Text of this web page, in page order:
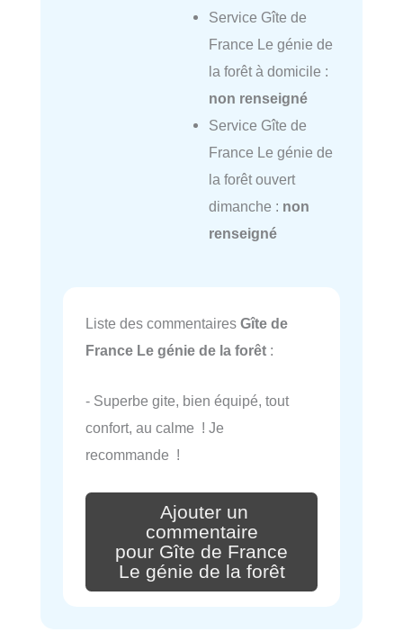
Service Gîte de
France Le génie de
la forêt à domicile :
non renseigné
Service Gîte de
France Le génie de
la forêt ouvert
dimanche : non
renseigné
Liste des commentaires Gîte de
France Le génie de la forêt :
- Superbe gite, bien équipé, tout
confort, au calme ! Je
recommande !
Ajouter un
commentaire
pour Gîte de France
Le génie de la forêt